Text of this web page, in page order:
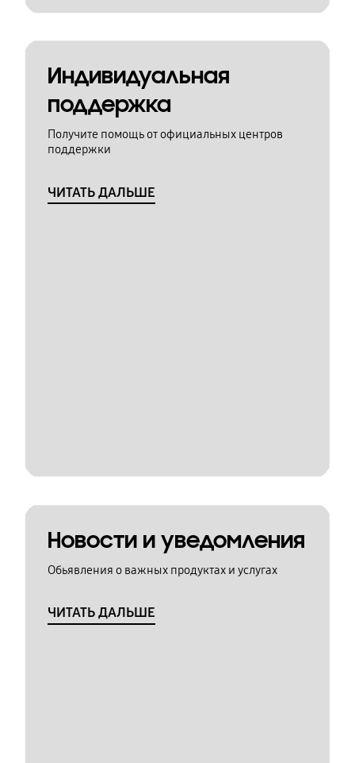
Индивидуальная
поддержка
Получите помощь от официальных центров
поддержки
ЧИТАТЬ ДАЛЬШЕ
Новости и уведомления
Обьявления о важных продуктах и услугах
ЧИТАТЬ ДАЛЬШЕ